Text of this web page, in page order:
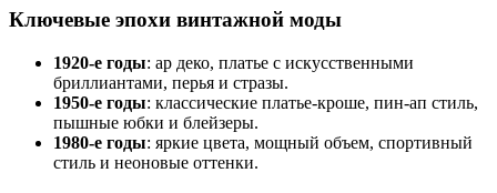
Ключевые эпохи винтажной моды
1920-е годы: ар деко, платье с искусственными
бриллиантами, перья и стразы.
1950-е годы: классические платье-кроше, пин-ап стиль,
пышные юбки и блейзеры.
1980-е годы: яркие цвета, мощный объем, спортивный
стиль и неоновые оттенки.